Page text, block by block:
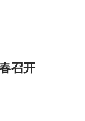
召开